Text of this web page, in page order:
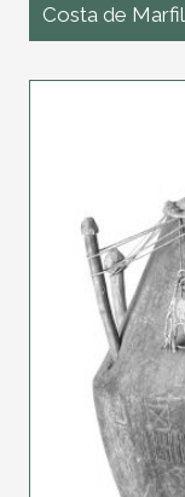
Costa de Marfil